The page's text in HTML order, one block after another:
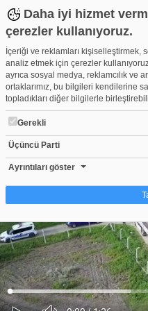
Daha iyi hizmet
çerezler kullanıyoruz.
İçeriği ve reklamları kişiselleştirmek,
analiz etmek için çerezler
ayrıca sosyal medya, reklamcılık ve
ortaklarımız, bu bilgileri kendilerine
topladıkları diğer bilgilerle
Gerekli
Üçüncü Parti
Ayrıntıları göster
Çerez nedir?
Çerezler, web-sitelerinin,
amacıyla kullandığı küçük metin
işletilmesi için kesinlikle gerekli olan
Diğer çerez türleri için sizden izin
kullanmaktadır. Bazı çerezler,
tarafından yerleştirilir. İzniniz şu
Ses
Yüklendi:
0%
Yükleniyor:
0%
Bursa'da devlet arazisine